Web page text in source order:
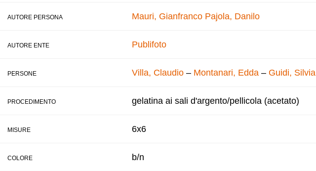
AUTORE PERSONA Mauri, Gianfranco Pajola, Danilo
AUTORE ENTE Publifoto
PERSONE Villa, Claudio – Montanari, Edda – Guidi, Silvia
PROCEDIMENTO gelatina ai sali d'argento/pellicola (acetato)
MISURE 6x6
COLORE b/n